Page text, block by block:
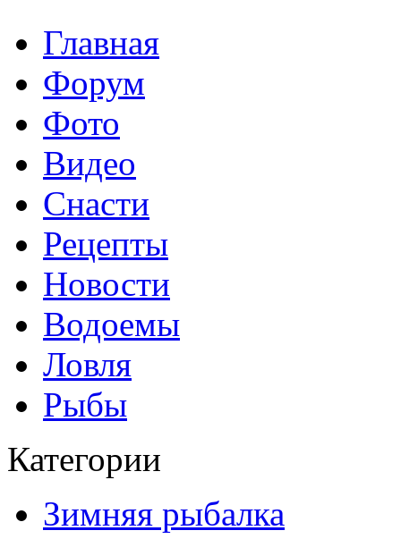
Главная
Форум
Фото
Видео
Снасти
Рецепты
Новости
Водоемы
Ловля
Рыбы
Категории
Зимняя рыбалка